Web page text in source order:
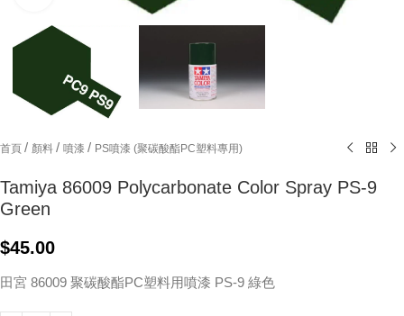
首頁 / 顏料 / 噴漆 / PS噴漆 (聚碳酸酯PC塑料專用)
Tamiya 86009 Polycarbonate Color Spray PS-9
Green
$45.00
田宮 86009 聚碳酸酯PC塑料用噴漆 PS-9 綠色